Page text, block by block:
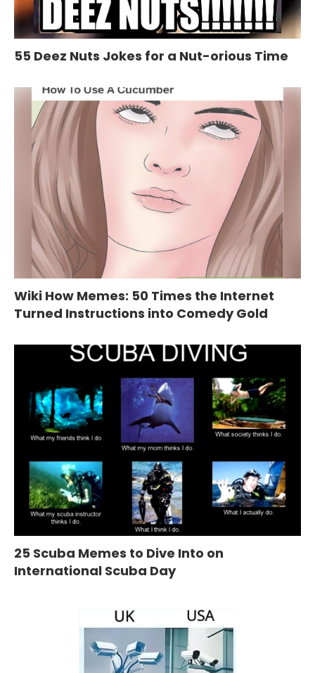
55 Deez Nuts Jokes for a Nut-orious Time
Wiki How Memes: 50 Times the Internet
Turned Instructions into Comedy Gold
25 Scuba Memes to Dive Into on
International Scuba Day